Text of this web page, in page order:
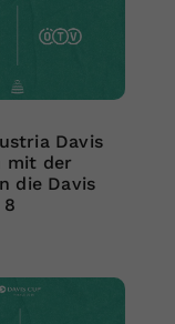
Davis
mit der
die Davis
8